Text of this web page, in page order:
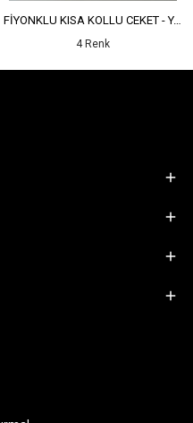
FİYONKLU KISA KOLLU CEKET - YÜKSEK BEL SALAŞ PANTOLON
4 Renk